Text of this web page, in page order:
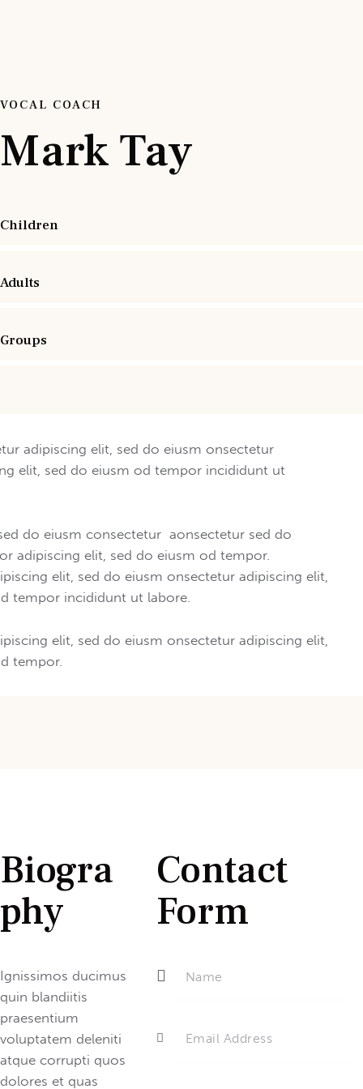
VOCAL COACH
Mark Tay
Children
Adults
Groups
adipiscing elit, sed do eiusm onsectetur
elit, sed do eiusm od tempor incididunt ut
do eiusm consectetur aonsectetur sed do
adipiscing elit, sed do eiusm od tempor.
elit, sed do eiusm onsectetur adipiscing elit,
tempor incididunt ut labore.
elit, sed do eiusm onsectetur adipiscing elit,
tempor.
Biogra
phy
Ignissimos ducimus
quin blandiitis
praesentium
voluptatem deleniti
atque corrupti quos
dolores et quas
Contact
Form